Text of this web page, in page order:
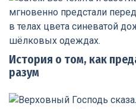
История о том, как
разум